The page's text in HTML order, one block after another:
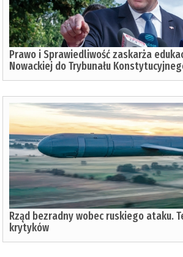
Prawo i Sprawiedliwość zaskarża
Nowackiej do Trybunału
Rząd bezradny wobec ruskiego ataku.
krytyków